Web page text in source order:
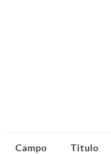
Campo Titulo